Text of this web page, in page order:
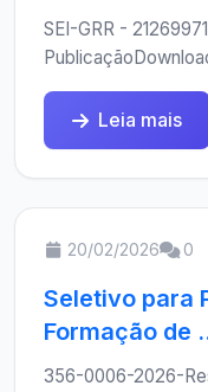
SEI-GRR -
Leia mais
20/02/2026 0
Seletivo para
Formação de
356-0006-2026-